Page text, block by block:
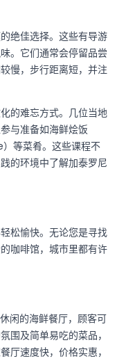
绝佳选择。这些有导游
。它们通常会停留品尝
慢，步行距离短，并注
的难忘方式。几位当地
与准备如海鲜烩饭
等菜肴。这些课程不
的环境中了解加泰罗尼
松愉快。无论您是寻找
咖啡馆，城市里都有许
闲的海鲜餐厅，顾客可
围及简单易吃的菜品，
厅速度快，价格实惠，